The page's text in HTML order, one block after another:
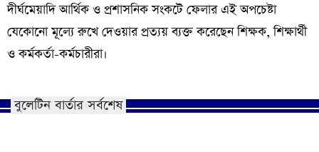
দীর্ঘমেয়াদি আর্থিক ও প্রশাসনিক সংকটে ফেলার এই অপচেষ্টা
যেকোনো মূল্যে রুখে দেওয়ার প্রত্যয় ব্যক্ত করেছেন শিক্ষক, শিক্ষার্থী
ও কর্মকর্তা-কর্মচারীরা।
বুলেটিন বার্তার সর্বশেষ